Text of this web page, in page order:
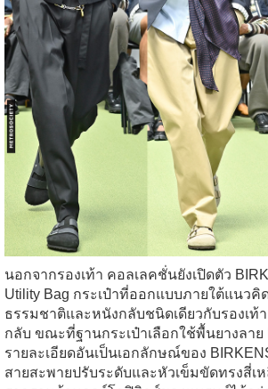
นอกจากรองเท้า คอลเลคชั่นยังเปิดตัว
Utility Bag กระเป๋าที่ออกแบบภายใต้แนวคิ
ธรรมชาติและหนังกลับชนิดเดียวกับรองเท้
กลับ ขณะที่ฐานกระเป๋าเลือกใช้พื้นยางลาย
รายละเอียดอันเป็นเอกลักษณ์ของ
สายสะพายปรับระดับและหัวเข็มขัดทรงสี่เ